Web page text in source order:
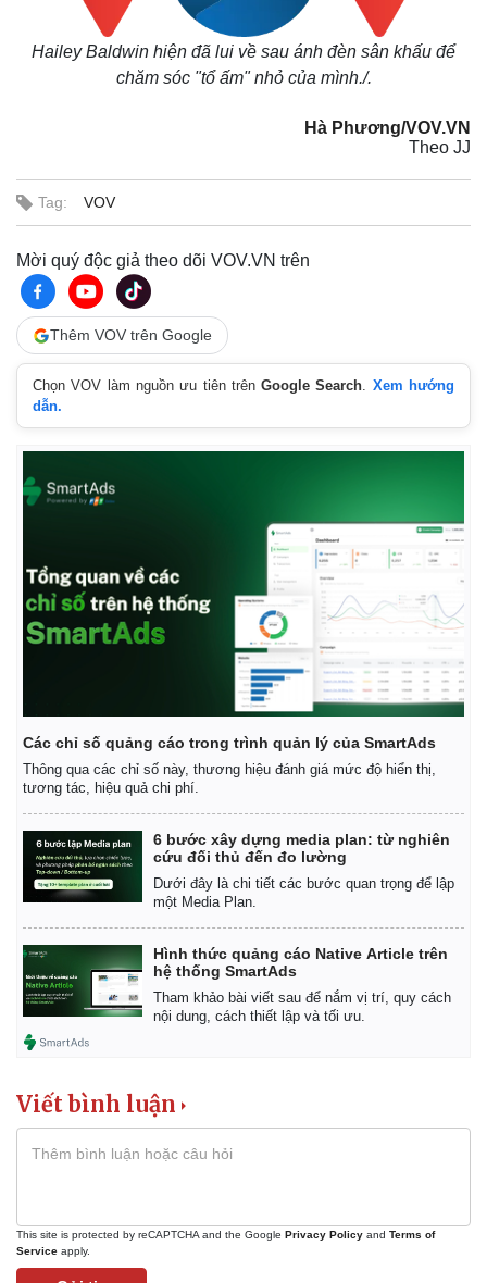
Giá vàng
Tỷ giá
Giá cà phê
Vụ án
Hailey Baldwin hiện đã lui về sau ánh đèn sân khấu để
chăm sóc "tổ ấm" nhỏ của mình./.
Hà Phương/VOV.VN
Theo JJ
Tag: VOV
Mời quý độc giả theo dõi VOV.VN trên
Thêm VOV trên Google
Chọn VOV làm nguồn ưu tiên trênGoogle Search. Xem hướng
dẫn.
Các chỉ số quảng cáo trong trình quản lý của SmartAds
Thông qua các chỉ số này, thương hiệu đánh giá mức độ hiển thị,
tương tác, hiệu quả chi phí.
6 bước xây dựng media plan: từ nghiên
cứu đối thủ đến đo lường
Dưới đây là chi tiết các bước quan trọng để lập
một Media Plan.
Hình thức quảng cáo Native Article trên
hệ thống SmartAds
Tham khảo bài viết sau để nắm vị trí, quy cách
nội dung, cách thiết lập và tối ưu.
Viết bình luận
This site is protected by reCAPTCHA and the Google Privacy Policy and Terms of
Service apply.